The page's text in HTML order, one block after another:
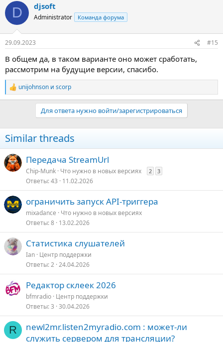
к
и
D djsoft
Administrator Команда форума
29.09.2023 #15
В общем да, в таком варианте оно может сработать,
рассмотрим на будущие версии, спасибо.
Р
е
и
и
unijohnson и scorp
Для ответа нужно войти/зарегистрироваться
Similar threads
Передача StreamUrl
Chip-Munk Что нужно в новых версияx 2 3
Ответы 43 11.02.2026
ограничить запуск API-триггера
mixadance
Что нужно в новых версияx
Ответы 8 13.02.2026
Статистика слушателей
Ian Центр поддержки
Ответы 2 24.04.2026
Редактор склеек 2026
bfmradio Центр поддержки
Ответы 3 30.04.2026
R
newl2mr.listen2myradio.com : может-ли
служить сервером для трансляции?